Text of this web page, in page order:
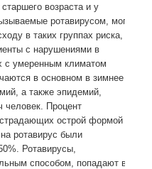
возраста и у
ротавирусом, могут
в таких группах риска,
с нарушениями в
с умеренным климатом
в основном в зимнее
а также эпидемий,
человек. Процент
острой формой
ротавирус были
Ротавирусы,
способом, попадают в